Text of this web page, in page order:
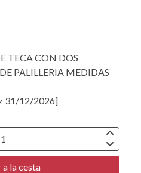
TECA CON DOS
PALILLERIA MEDIDAS
31/12/2026]
a la cesta